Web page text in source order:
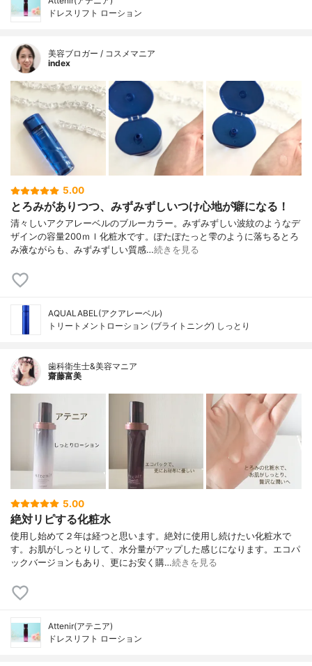
ドレスリフト ローション
美容ブロガー / コスメマニア
index
5.00
とろみがありつつ、みずみずしいつけ心地が癖になる！
清々しいアクアレーベルのブルーカラー。みずみずしい波紋のようなデ
ザインの容量200ｍｌ化粧水です。ぽたぽたっと雫のように落ちるとろ
み液ながらも、みずみずしい質感…続きを見る
AQUALABEL(アクアレーベル)
トリートメントローション (ブライトニング) しっとり
歯科衛生士&美容マニア
齋藤富美
5.00
絶対リピする化粧水
使用し始めて２年は経つと思います。絶対に使用し続けたい化粧水で
す。お肌がしっとりして、水分量がアップした感じになります。エコパ
ックバージョンもあり、更にお安く購…続きを見る
Attenir(アテニア)
ドレスリフト ローション